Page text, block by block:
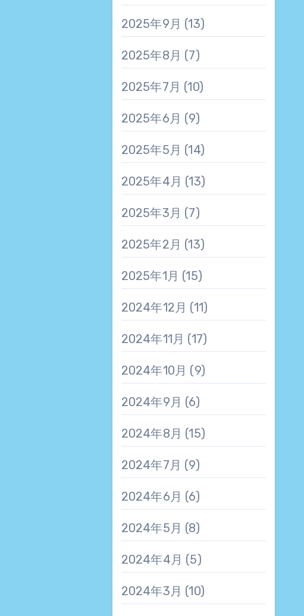
2025年9月 (13)
2025年8月 (7)
2025年7月 (10)
2025年6月 (9)
2025年5月 (14)
2025年4月 (13)
2025年3月 (7)
2025年2月 (13)
2025年1月 (15)
2024年12月 (11)
2024年11月 (17)
2024年10月 (9)
2024年9月 (6)
2024年8月 (15)
2024年7月 (9)
2024年6月 (6)
2024年5月 (8)
2024年4月 (5)
2024年3月 (10)